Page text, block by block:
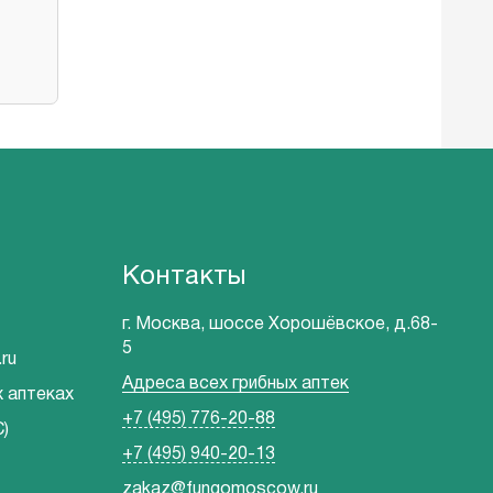
аптеках
Контакты
г. Москва, шоссе Хорошёвское, д.68-
5
Адреса всех грибных аптек
+7 (495) 776-20-88
+7 (495) 940-20-13
zakaz@fungomoscow.ru